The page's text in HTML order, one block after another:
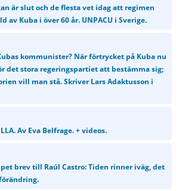
är slut och de flesta vet idag att regimen
av Kuba i över 60 år. UNPACU i Sverige.
kommunister? När förtrycket på Kuba nu
det stora regeringspartiet att bestämma sig;
vill man stå. Skriver Lars Adaktusson i
Av Eva Belfrage. + videos.
brev till Raúl Castro: Tiden rinner iväg, det